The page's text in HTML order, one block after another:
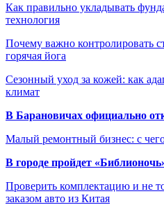
Как правильно укладывать
технология
Почему важно контролировать
горячая йога
Сезонный уход за кожей: как
климат
В Барановичах официально
Малый ремонтный бизнес: с
В городе пройдет
Проверить комплектацию и не
заказом авто из Китая